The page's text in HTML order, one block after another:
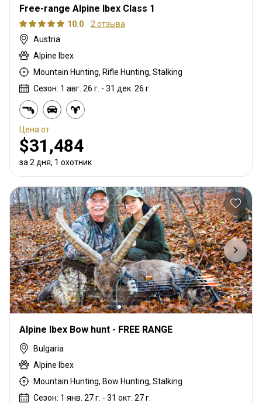
Free-range Alpine Ibex Class 1
10.0
2 отзыва
Austria
Alpine Ibex
Mountain Hunting, Rifle Hunting, Stalking
Сезон: 1 авг. 26 г. - 31 дек. 26 г.
Цена от
$31,484
за 2 дня, 1 охотник
Alpine Ibex Bow hunt - FREE RANGE
Bulgaria
Alpine Ibex
Mountain Hunting, Bow Hunting, Stalking
Сезон: 1 янв. 27 г. - 31 окт. 27 г.